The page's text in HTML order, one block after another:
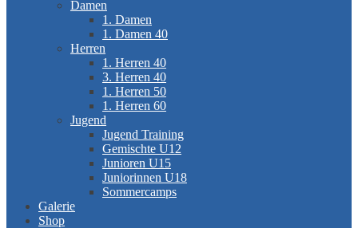
Damen
1. Damen
1. Damen 40
Herren
1. Herren 40
3. Herren 40
1. Herren 50
1. Herren 60
Jugend
Jugend Training
Gemischte U12
Junioren U15
Juniorinnen U18
Sommercamps
Galerie
Shop